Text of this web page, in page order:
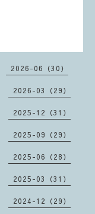
2026-06（30）
2026-03（29）
2025-12（31）
2025-09（29）
2025-06（28）
2025-03（31）
2024-12（29）